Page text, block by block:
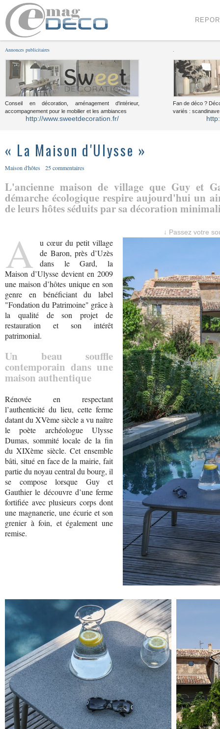
Annonces publicitaires
Conseil en décoration, aménagement d'intérieur,
accompagnement pour le mobilier et les ambiances
http://www.sweetdecoration.fr/
Fan de déco ?
variés :
« La Maison d'Ulysse »
Maison d'hôtes 25 commentaires
L'ancienne maison de village que Guy et
démarche écologique respire aujourd'hui un
de leurs hôtes séduits par sa décoration
↓ Passez votre
A
u cœur du petit village
de Baron, près d’Uzès
dans le Gard, la
Maison d’Ulysse devient en 2009
une maison d’hôtes unique en son
genre en bénéficiant du label
"Fondation du Patrimoine" grâce à
la qualité de son projet de
restauration et son intérêt
patrimonial.
Un beau souffle
contemporain dans une
maison authentique
Rénovée en respectant
l’authenticité du lieu, cette ferme
datant du XVème siècle a vu naître
le poète archéologue Ulysse
Dumas, sommité locale de la fin
du XIXème siècle. Cet ensemble
bâti, situé en face de la mairie, fait
partie du noyau central du bourg, il
se compose lorsque Guy et
Gauthier le découvre d’une ferme
fortifiée avec plusieurs corps dont
une magnanerie, une écurie et son
grenier à foin, et également une
remise.